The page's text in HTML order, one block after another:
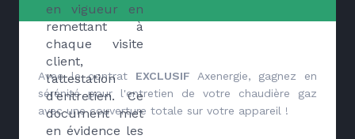
en vigueur en
remettant à
chaque visite
client,
l’attestation
d’entretien. Ce
document met
en évidence les
Avec le contrat EXCLUSIF Axenergie, gagnez en
sérénité pour l'entretien de votre chaudière gaz
avec une couverture totale sur votre appareil !